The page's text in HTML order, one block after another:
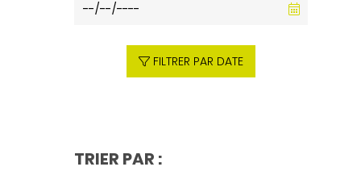
FILTRER PAR DATE
TRIER PAR :